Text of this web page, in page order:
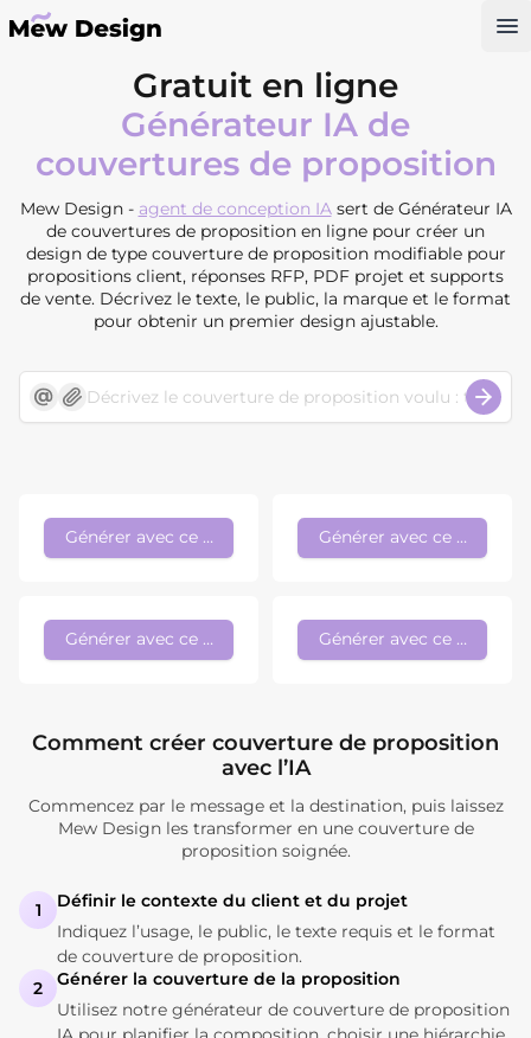
Gratuit en ligne
Générateur IA de
couvertures de proposition
Mew Design - agent de conception IAsert de Générateur IA
de couvertures de proposition en ligne pour créer un
design de type couverture de proposition modifiable pour
propositions client, réponses RFP, PDF projet et supports
de vente. Décrivez le texte, le public, la marque et le format
pour obtenir un premier design ajustable.
Générer avec ce style Générer avec ce style
Générer avec ce style Générer avec ce style
Comment créer couverture de proposition
avec l’IA
Commencez par le message et la destination, puis laissez
Mew Design les transformer en une couverture de
proposition soignée.
1
Définir le contexte du client et du projet
Indiquez l’usage, le public, le texte requis et le format
de couverture de proposition.
2
Générer la couverture de la proposition
Utilisez notre générateur de couverture de proposition